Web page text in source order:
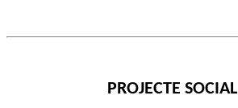
PROJECTE SOCIAL